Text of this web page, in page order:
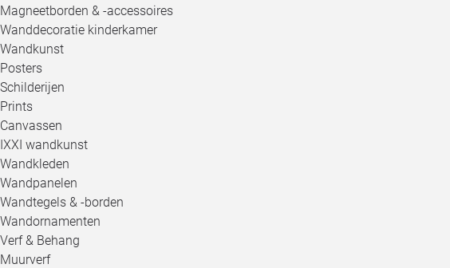
Magneetborden & -accessoires
Wanddecoratie kinderkamer
Wandkunst
Posters
Schilderijen
Prints
Canvassen
IXXI wandkunst
Wandkleden
Wandpanelen
Wandtegels & -borden
Wandornamenten
Verf & Behang
Muurverf